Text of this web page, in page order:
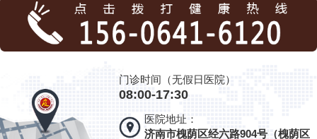
门诊时间（无假日医院）
08:00-17:30
医院地址：
济南市槐荫区经六路904号（槐荫区